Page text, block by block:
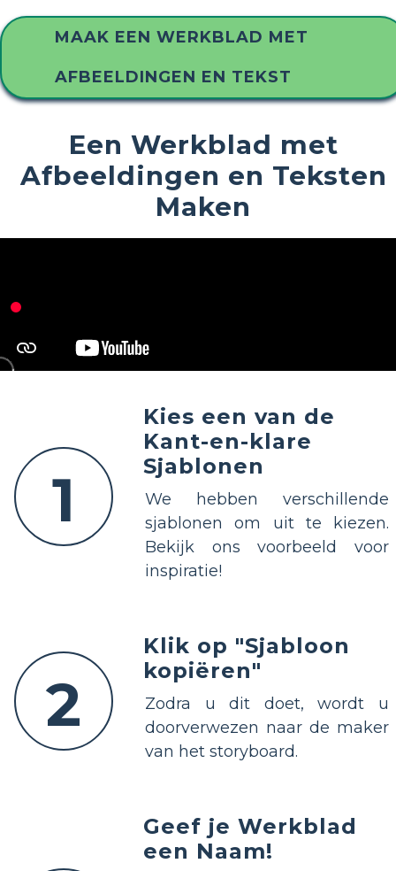
MAAK EEN WERKBLAD MET
AFBEELDINGEN EN TEKST
Een Werkblad met
Afbeeldingen en Teksten
Maken
1
Kies een van de
Kant-en-klare
Sjablonen
We hebben verschillende
sjablonen om uit te kiezen.
Bekijk ons voorbeeld voor
inspiratie!
2
Klik op "Sjabloon
kopiëren"
Zodra u dit doet, wordt u
doorverwezen naar de maker
van het storyboard.
Geef je Werkblad
een Naam!